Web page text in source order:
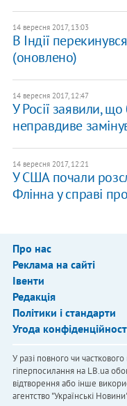
14 вересня 2017, 13:03
В Індії
(оновлено)
14 вересня 2017, 12:47
У Росії заявили,
неправдиве
14 вересня 2017, 12:21
У США почали
Флінна у справі
Про нас
Реклама на сайті
Івенти
Редакція
Політики і стандарти
Угода
У разі повного чи
гіперпосилання на LB.ua
відтворення або інше
агентство "Українськi